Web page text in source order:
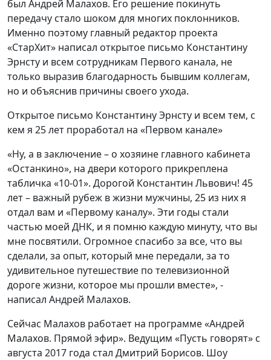
был Андрей Малахов. Его решение покинуть
передачу стало шоком для многих поклонников.
Именно поэтому главный редактор проекта
«СтарХит» написал открытое письмо Константину
Эрнсту и всем сотрудникам Первого канала, не
только выразив благодарность бывшим коллегам,
но и объяснив причины своего ухода.
Открытое письмо Константину Эрнсту и всем тем, с
кем я 25 лет проработал на «Первом канале»
«Ну, а в заключение – о хозяине главного кабинета
«Останкино», на двери которого прикреплена
табличка «10-01». Дорогой Константин Львович! 45
лет – важный рубеж в жизни мужчины, 25 из них я
отдал вам и «Первому каналу». Эти годы стали
частью моей ДНК, и я помню каждую минуту, что вы
мне посвятили. Огромное спасибо за все, что вы
сделали, за опыт, который мне передали, за то
удивительное путешествие по телевизионной
дороге жизни, которое мы прошли вместе», -
написал Андрей Малахов.
Сейчас Малахов работает на программе «Андрей
Малахов. Прямой эфир». Ведущим «Пусть говорят» с
августа 2017 года стал Дмитрий Борисов. Шоу